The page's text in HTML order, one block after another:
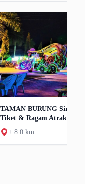
TAMAN BURUNG
Tiket & Ragam Atraksi
± 8.0 km